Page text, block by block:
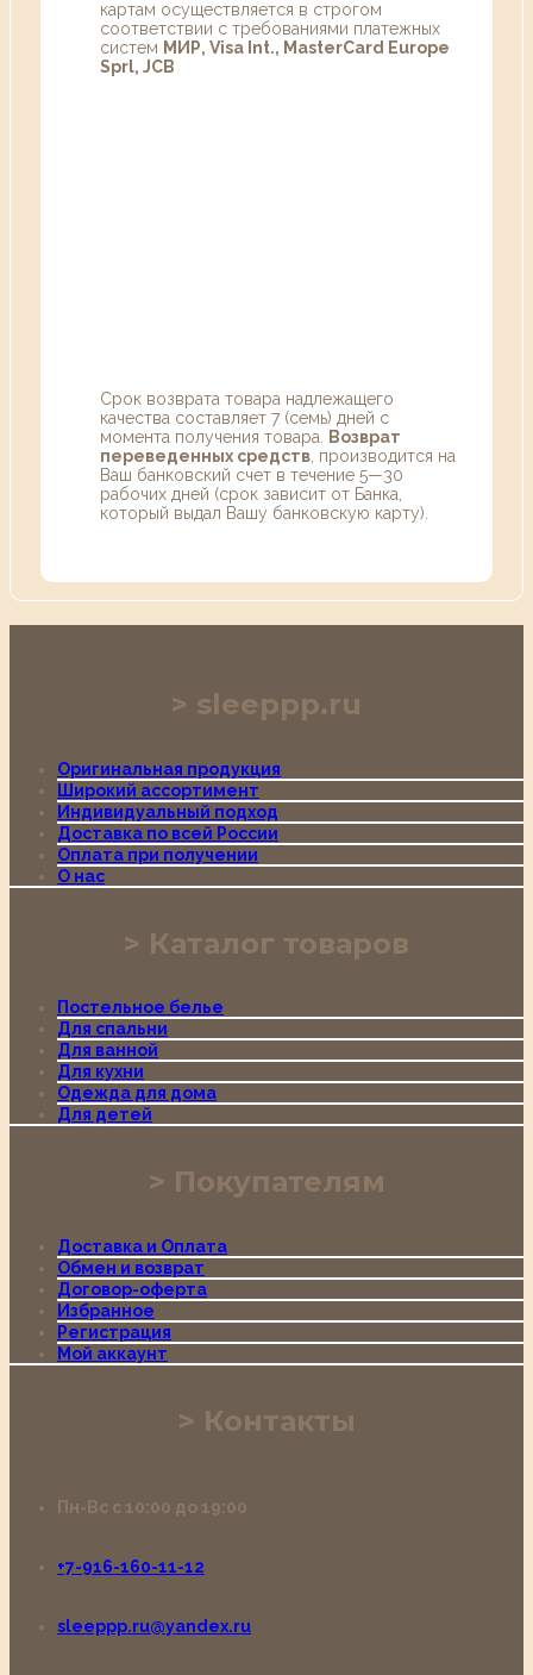
картам осуществляется в строгом
соответствии с требованиями платежных
систем МИР, Visa Int., MasterCard Europe
Sprl, JCB
Срок возврата товара надлежащего
качества составляет 7 (семь) дней с
момента получения товара.
Возврат
переведенных средств , производится на
Ваш банковский счет в течение 5—30
рабочих дней (срок зависит от Банка,
который выдал Вашу банковскую карту).
sleeppp.ru
Оригинальная продукция
Широкий ассортимент
Индивидуальный подход
Доставка по всей России
Оплата при получении
О нас
Каталог товаров
Постельное белье
Для спальни
Для ванной
Для кухни
Одежда для дома
Для детей
Покупателям
Доставка и Оплата
Обмен и возврат
Договор-оферта
Избранное
Регистрация
Мой аккаунт
Контакты
Пн-Вс с 10:00 до 19:00
+7-916-160-11-12
sleeppp.ru@yandex.ru